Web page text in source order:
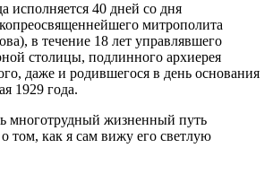
исполняется 40 дней со дня
митрополита
в течение 18 лет управлявшего
столицы, подлинного архиерея
даже и родившегося в день основания
1929 года.
многотрудный жизненный путь
том, как я сам вижу его светлую